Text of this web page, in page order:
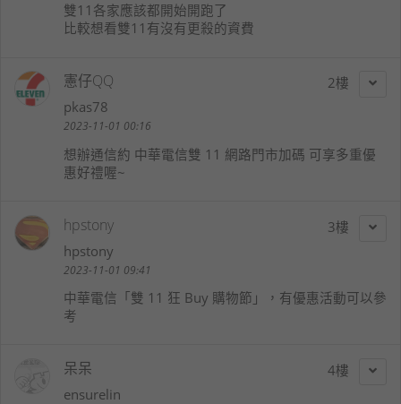
雙11各家應該都開始開跑了
比較想看雙11有沒有更殺的資費
2
憲仔QQ
pkas78
2023-11-01 00:16
想辦通信約 中華電信雙 11 網路門市加碼 可享多重優
惠好禮喔~
3
hpstony
hpstony
2023-11-01 09:41
中華電信「雙 11 狂 Buy 購物節」，有優惠活動可以參
考
4
呆呆
ensurelin